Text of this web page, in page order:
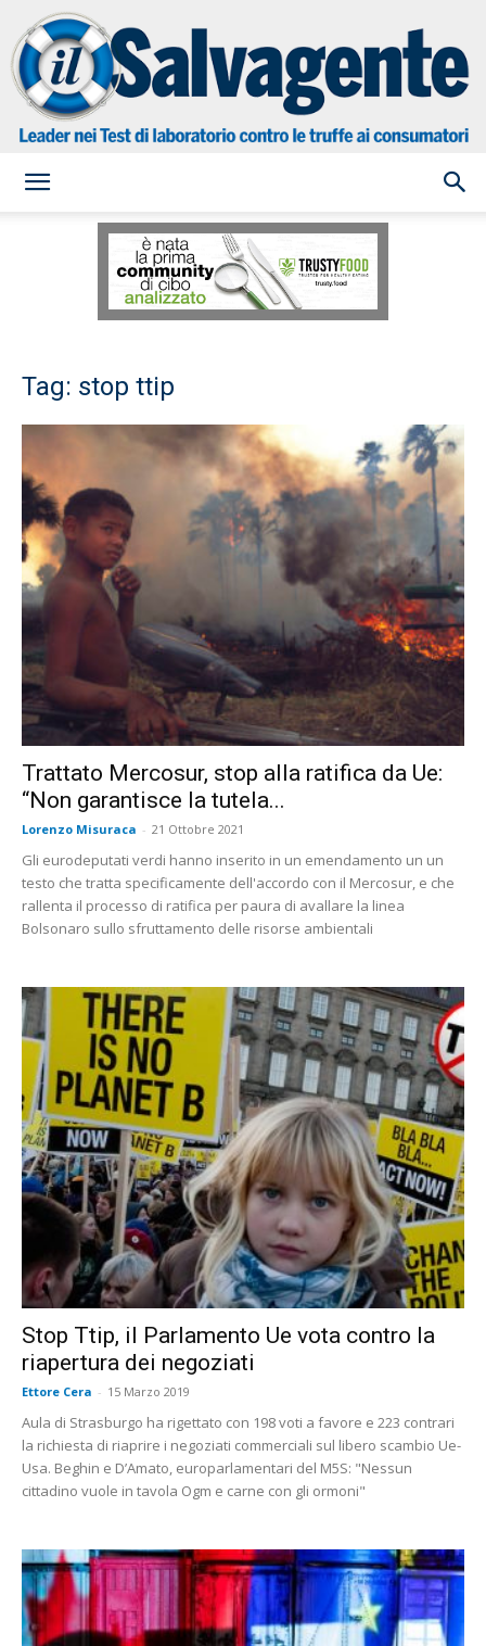
Salvagente
Tag: stop ttip
Trattato Mercosur, stop alla ratifica da Ue:
“Non garantisce la tutela...
Lorenzo Misuraca - 21 Ottobre 2021
Gli eurodeputati verdi hanno inserito in un emendamento un un
testo che tratta specificamente dell'accordo con il Mercosur, e che
rallenta il processo di ratifica per paura di avallare la linea
Bolsonaro sullo sfruttamento delle risorse ambientali
Stop Ttip, il Parlamento Ue vota contro la
riapertura dei negoziati
Ettore Cera - 15 Marzo 2019
Aula di Strasburgo ha rigettato con 198 voti a favore e 223 contrari
la richiesta di riaprire i negoziati commerciali sul libero scambio Ue-
Usa. Beghin e D’Amato, europarlamentari del M5S: "Nessun
cittadino vuole in tavola Ogm e carne con gli ormoni"